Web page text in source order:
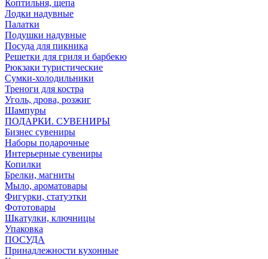
Коптильня, щепа
Лодки надувные
Палатки
Подушки надувные
Посуда для пикника
Решетки для гриля и барбекю
Рюкзаки туристические
Сумки-холодильники
Треноги для костра
Уголь, дрова, розжиг
Шампуры
ПОДАРКИ. СУВЕНИРЫ
Бизнес сувениры
Наборы подарочные
Интерьерные сувениры
Копилки
Брелки, магниты
Мыло, ароматовары
Фигурки, статуэтки
Фототовары
Шкатулки, ключницы
Упаковка
ПОСУДА
Принадлежности кухонные